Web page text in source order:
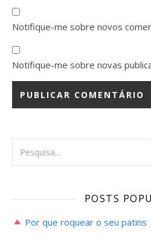
Notifique-me sobre novos
Notifique-me sobre novas
POSTS
Por que roquear o seu patins